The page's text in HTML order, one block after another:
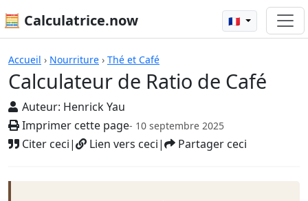
🧮 Calculatrice.now 🇫🇷
Accueil › Nourriture › Thé et Café
Calculateur de Ratio de Café
Auteur: Henrick Yau
Imprimer cette page- 10 septembre 2025
Citer ceci| Lien vers ceci| Partager ceci
Calculatrices